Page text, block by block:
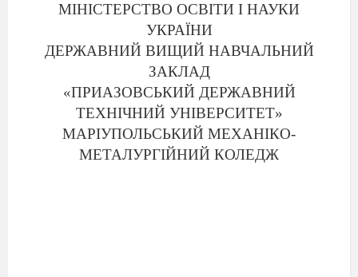
МІНІСТЕРСТВО ОСВІТИ І НАУКИ
УКРАЇНИ
ДЕРЖАВНИЙ ВИЩИЙ НАВЧАЛЬНИЙ
ЗАКЛАД
«ПРИАЗОВСЬКИЙ ДЕРЖАВНИЙ
ТЕХНІЧНИЙ УНІВЕРСИТЕТ»
МАРІУПОЛЬСЬКИЙ МЕХАНІКО-
МЕТАЛУРГІЙНИЙ КОЛЕДЖ